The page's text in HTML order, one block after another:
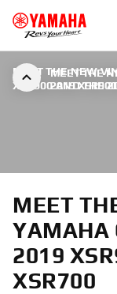
MEET THE
2019
MEET THE NEW
XSR900 AND THE
MEET
YAMAHA
2019
XSR700